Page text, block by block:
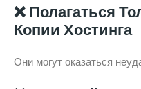
❌ Полагаться
Копии Хостинга
Они могут оказаться